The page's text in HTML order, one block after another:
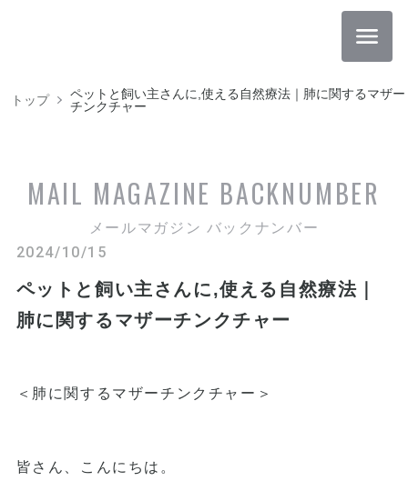
トップ
ペットと飼い主さんに,使える自然療法｜肺に関するマザー
チンクチャー
MAIL MAGAZINE BACKNUMBER
メールマガジン バックナンバー
2024/10/15
ペットと飼い主さんに,使える自然療法｜
肺に関するマザーチンクチャー
＜肺に関するマザーチンクチャー＞
皆さん、こんにちは。